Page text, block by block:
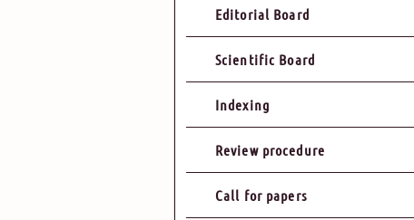
Editorial Board
Scientific Board
Indexing
Review procedure
Call for papers